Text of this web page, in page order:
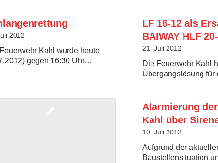
2012
Kahl wurde heute
gegen 16:30 Uhr…
LF 16-12 als
BAIWAY HLF
21. Juli 2012
Die Feuerwehr Kahl
Übergangslösung
Alarmierung
Kahl über
10. Juli 2012
Aufgrund der
Baustellensituation